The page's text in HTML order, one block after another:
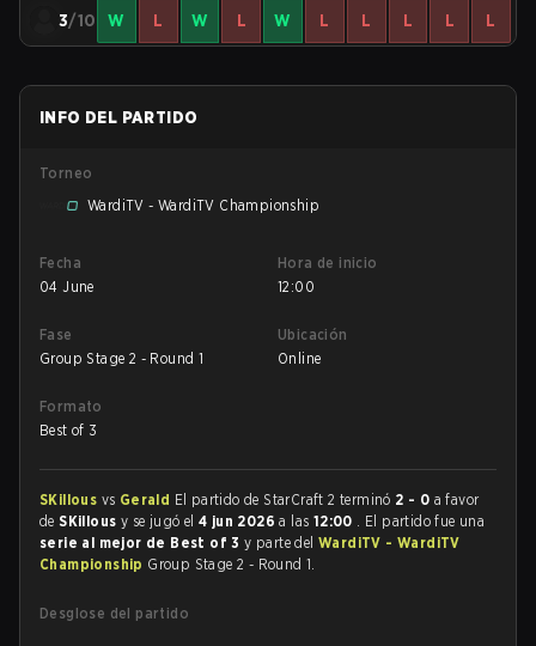
3/10 W L W L W L L L L L
INFO DEL PARTIDO
Torneo
WardiTV - WardiTV Championship
Fecha
04 June
Hora de inicio
12:00
Fase
Group Stage 2 - Round 1
Ubicación
Online
Formato
Best of 3
SKillous vs Gerald El partido de StarCraft 2 terminó 2 - 0 a favor
deSKillous y se jugó el4 jun 2026a las 12:00 . El partido fue una
serie al mejor de Best of 3y parte delWardiTV - WardiTV
Championship Group Stage 2 - Round 1.
Desglose del partido